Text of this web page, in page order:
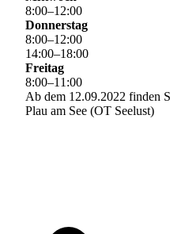
8:00–12:00
Donnerstag
8:00–12:00
14:00–18:00
Freitag
8:00–11:00
Ab dem 12.09.2022 finden
Plau am See (OT Seelust)